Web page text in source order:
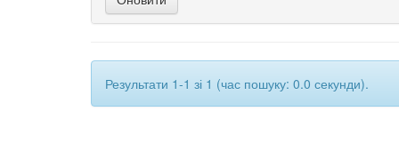
Результати 1-1 зі 1 (час пошуку: 0.0 секунди).